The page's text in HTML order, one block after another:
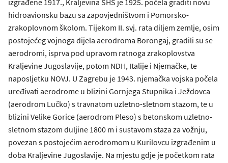
izgrađene 1917., Kraljevina SHS je 1925. počela graditi novu
hidroavionsku bazu sa zapovjedništvom i Pomorsko-
zrakoplovnom školom. Tijekom II. svj. rata diljem zemlje, osim
postojećeg vojnoga dijela aerodroma Borongaj, gradili su se
aerodromi, isprva pod upravom ratnoga zrakoplovstva
Kraljevine Jugoslavije, potom NDH, Italije i Njemačke, te
naposljetku NOVJ. U Zagrebu je 1943. njemačka vojska počela
uređivati aerodrome u blizini Gornjega Stupnika i Ježdovca
(aerodrom Lučko) s travnatom uzletno-sletnom stazom, te u
blizini Velike Gorice (aerodrom Pleso) s betonskom uzletno-
sletnom stazom duljine 1800 m i sustavom staza za vožnju,
povezan s postojećim aerodromom u Kurilovcu izgrađenim u
doba Kraljevine Jugoslavije. Na mjestu gdje je početkom rata